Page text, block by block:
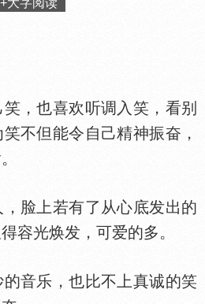
+大字阅读
也喜欢听调入笑，看别
不但能令自己精神振奋，
脸上若有了从心底发出的
容光焕发，可爱的多。
音乐，也比不上真诚的笑